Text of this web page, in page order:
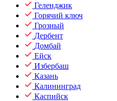
Геленджик
Горячий ключ
Грозный
Дербент
Домбай
Ейск
Избербаш
Казань
Калининград
Каспийск